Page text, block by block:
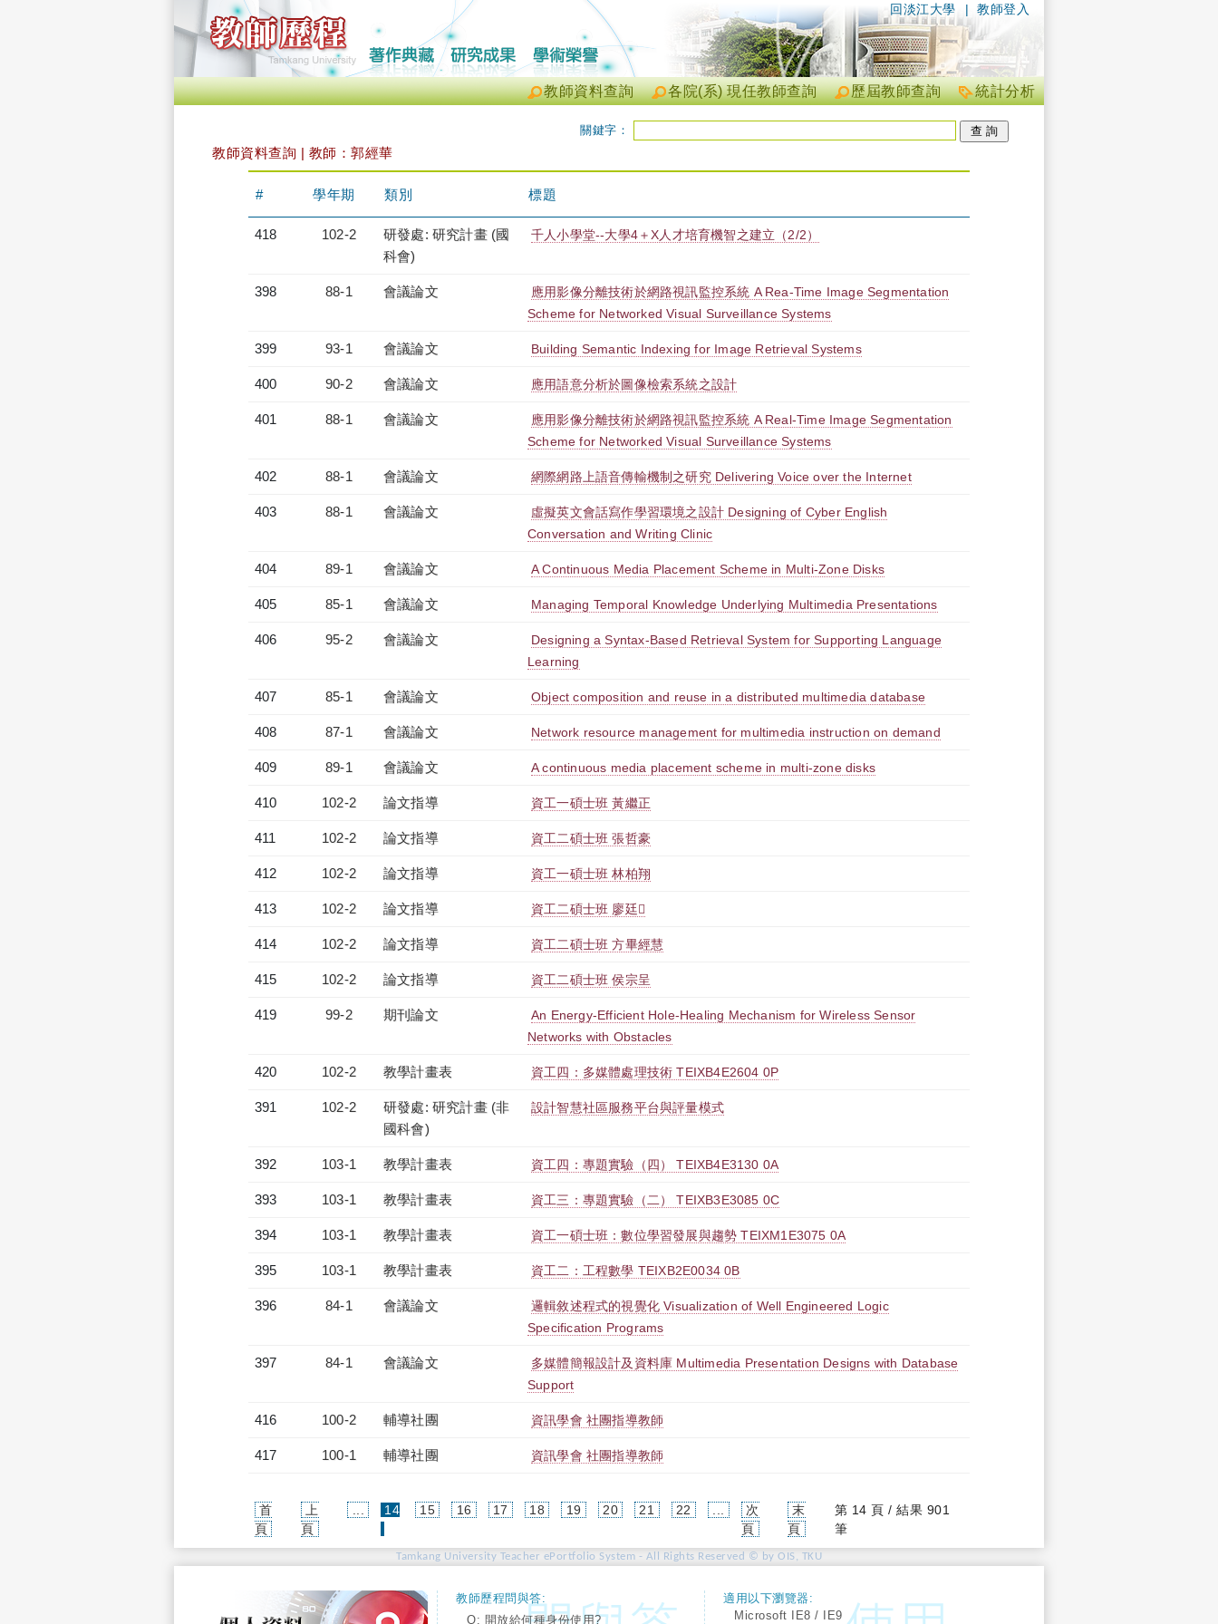
| 教師登入
回淡江大學
統計分析
歷屆教師查詢
各院(系) 現任教師查詢
教師資料查詢
關鍵字：
教師資料查詢 | 教師：郭經華
# 學年期 類別 標題
418 102-2
研發處: 研究計畫 (國
科會)
千人小學堂--大學4＋X人才培育機智之建立（2/2）
398 88-1 會議論文
應用影像分離技術於網路視訊監控系統 A Rea-Time Image Segmentation
Scheme for Networked Visual Surveillance Systems
399 93-1 會議論文 Building Semantic Indexing for Image Retrieval Systems
400 90-2 會議論文 應用語意分析於圖像檢索系統之設計
401 88-1 會議論文
應用影像分離技術於網路視訊監控系統 A Real-Time Image Segmentation
Scheme for Networked Visual Surveillance Systems
402 88-1 會議論文 網際網路上語音傳輸機制之研究 Delivering Voice over the Internet
403 88-1 會議論文
虛擬英文會話寫作學習環境之設計 Designing of Cyber English
Conversation and Writing Clinic
404 89-1 會議論文 A Continuous Media Placement Scheme in Multi-Zone Disks
405 85-1 會議論文 Managing Temporal Knowledge Underlying Multimedia Presentations
406 95-2 會議論文
Designing a Syntax-Based Retrieval System for Supporting Language
Learning
407 85-1 會議論文 Object composition and reuse in a distributed multimedia database
408 87-1 會議論文 Network resource management for multimedia instruction on demand
409 89-1 會議論文 A continuous media placement scheme in multi-zone disks
410 102-2 論文指導 資工一碩士班 黃繼正
411 102-2 論文指導 資工二碩士班 張哲豪
412 102-2 論文指導 資工一碩士班 林柏翔
413 102-2 論文指導 資工二碩士班 廖廷
414 102-2 論文指導 資工二碩士班 方畢經慧
415 102-2 論文指導 資工二碩士班 侯宗呈
419 99-2 期刊論文
An Energy-Efficient Hole-Healing Mechanism for Wireless Sensor
Networks with Obstacles
420 102-2 教學計畫表 資工四：多媒體處理技術 TEIXB4E2604 0P
391 102-2
研發處: 研究計畫 (非
國科會)
設計智慧社區服務平台與評量模式
392 103-1 教學計畫表 資工四：專題實驗（四） TEIXB4E3130 0A
393 103-1 教學計畫表 資工三：專題實驗（二） TEIXB3E3085 0C
394 103-1 教學計畫表 資工一碩士班：數位學習發展與趨勢 TEIXM1E3075 0A
395 103-1 教學計畫表 資工二：工程數學 TEIXB2E0034 0B
396 84-1 會議論文
邏輯敘述程式的視覺化 Visualization of Well Engineered Logic
Specification Programs
397 84-1 會議論文
多媒體簡報設計及資料庫 Multimedia Presentation Designs with Database
Support
416 100-2 輔導社團 資訊學會 社團指導教師
417 100-1 輔導社團 資訊學會 社團指導教師
首
頁
上
頁
14
15 16 17 18 19 20 21 22
次
頁
末
頁
第 14 頁 / 結果 901
筆
Tamkang University Teacher ePortfolio System - All Rights Reserved © by OIS, TKU
教師歷程問與答:
Q: 開放給何種身份使用?
適用以下瀏覽器:
Microsoft IE8 / IE9